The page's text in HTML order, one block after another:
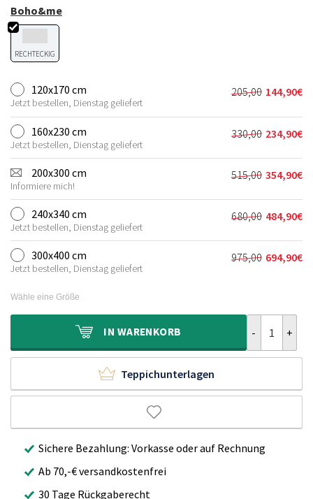
Boho&me
RECHTECKIG
120x170 cm
Jetzt bestellen, Dienstag geliefert
205,00
Preis
war:
205,00€
144,90€
Aktueller
Preis
ist:
144,90€.
160x230 cm
Jetzt bestellen, Dienstag geliefert
330,00
Preis
war:
330,00€
234,90€
Aktueller
Preis
ist:
234,90€.
200x300 cm
Informiere mich!
515,00
Preis
war:
515,00€
354,90€
Aktueller
Preis
ist:
354,90€.
240x340 cm
Jetzt bestellen, Dienstag geliefert
680,00
Preis
war:
680,00€
484,90€
Aktueller
Preis
ist:
484,90€.
300x400 cm
Jetzt bestellen, Dienstag geliefert
975,00 694,90€
Aktueller
Wähle eine Größe
IN WARENKORB
Teppichunterlagen
Sichere Bezahlung: Vorkasse oder auf Rechnung
Ab 70,-€ versandkostenfrei
30 Tage Rückgaberecht